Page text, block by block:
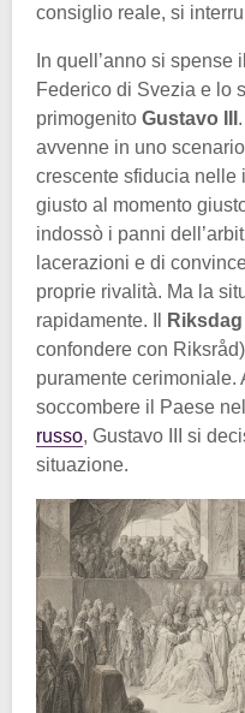
consiglio reale, si
In quell’anno si
Federico di Svezia e lo
primogenito Gustavo III
avvenne in uno
crescente sfiducia nelle
giusto al momento
indossò i panni
lacerazioni e di
proprie rivalità. Ma la
rapidamente. Il
Riksdag
confondere con
puramente cerimoniale.
soccombere il Paese nel
russo, Gustavo III si
situazione.